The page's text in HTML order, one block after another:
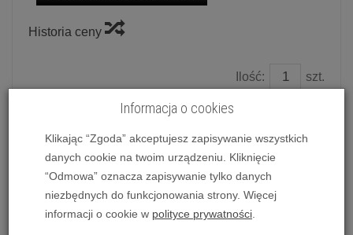
Historia ceny
Ilość: szt.
1 449,00 zł 1 299,00 zł
dodaj do koszyka
Informacja o cookies
Klikając “Zgoda” akceptujesz zapisywanie wszystkich
danych cookie na twoim urządzeniu. Kliknięcie
“Odmowa” oznacza zapisywanie tylko danych
niezbędnych do funkcjonowania strony. Więcej
informacji o cookie w polityce prywatności